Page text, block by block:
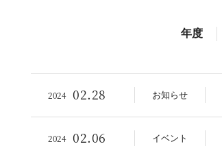
年度
2024 02.28 お知らせ
2024 02.06 イベント